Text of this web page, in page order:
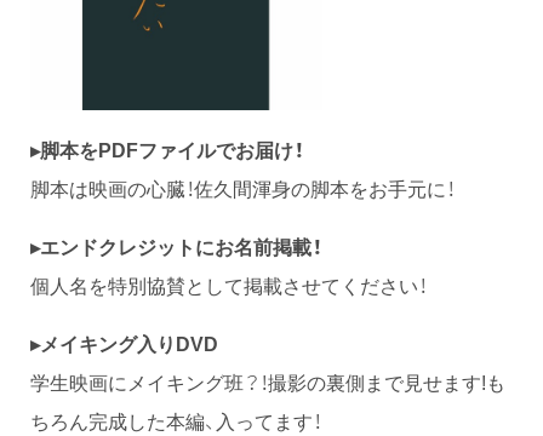
▸脚本をPDFファイルでお届け！
脚本は映画の心臓！佐久間渾身の脚本をお手元に！
▸エンドクレジットにお名前掲載！
個人名を特別協賛として掲載させてください！
▸メイキング入りDVD
学生映画にメイキング班？！撮影の裏側まで見せます!も
ちろん完成した本編、入ってます！